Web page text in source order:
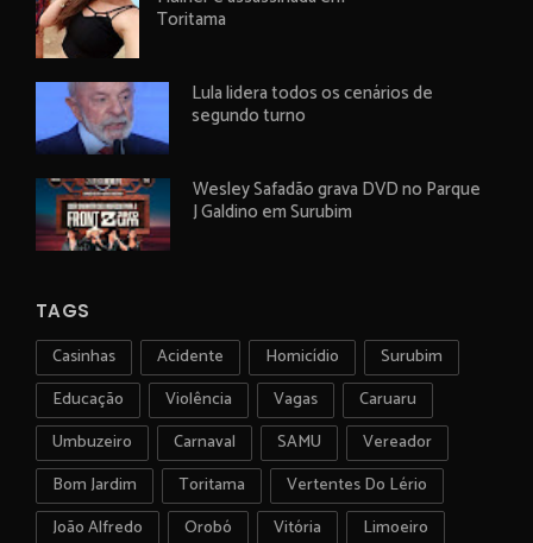
Toritama
Lula lidera todos os cenários de
segundo turno
Wesley Safadão grava DVD no Parque
J Galdino em Surubim
TAGS
Casinhas Acidente Homicídio
Surubim
Educação
Violência Vagas
Caruaru
Umbuzeiro
Carnaval SAMU
Vereador
Bom Jardim
Toritama
Vertentes Do Lério
João Alfredo
Orobó Vitória
Limoeiro